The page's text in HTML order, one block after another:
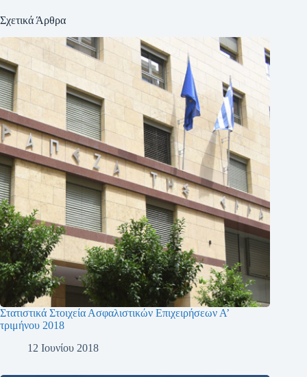
Σχετικά Άρθρα
Στατιστικά Στοιχεία Ασφαλιστικών Επιχειρήσεων Α’
τριμήνου 2018
12 Ιουνίου 2018